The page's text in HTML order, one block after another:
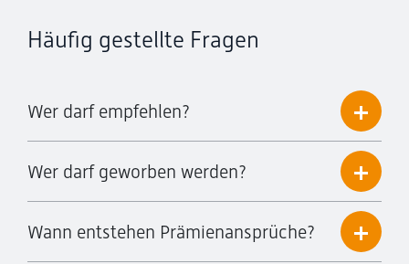
Häufig gestellte Fragen
Wer darf empfehlen?
Wer darf geworben werden?
Wann entstehen Prämienansprüche?